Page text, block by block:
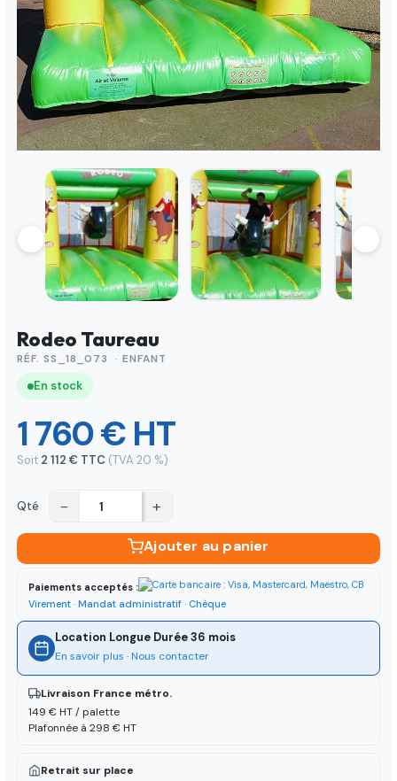
Rodeo Taureau
RÉF. SS_18_073 · ENFANT
En stock
1 760 € HT
Soit 2 112 € TTC (TVA 20 %)
Qté − +
Ajouter au panier
Paiements acceptés :
Virement · Mandat administratif · Chèque
Location Longue Durée 36 mois
En savoir plus · Nous contacter
Livraison France métro.
149 € HT / palette
Plafonnée à 298 € HT
Retrait sur place